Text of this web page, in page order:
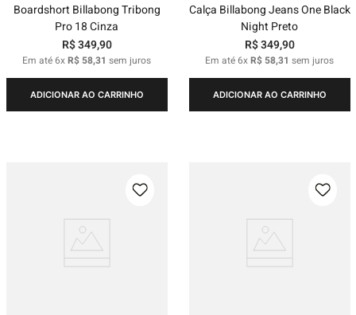
Boardshort Billabong Tribong
Pro 18 Cinza
R$349,90
Em até6xR$ 58,31 sem juros
ADICIONAR AO CARRINHO
Calça Billabong Jeans One Black
Night Preto
R$349,90
Em até6xR$ 58,31 sem juros
ADICIONAR AO CARRINHO